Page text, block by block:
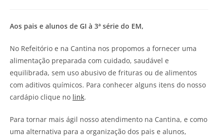
Aos pais e alunos de GI à 3ª série do EM,
No Refeitório e na Cantina nos propomos a fornecer uma
alimentação preparada com cuidado, saudável e
equilibrada, sem uso abusivo de frituras ou de alimentos
com aditivos químicos. Para conhecer alguns itens do nosso
cardápio clique no link.
Para tornar mais ágil nosso atendimento na Cantina, e como
uma alternativa para a organização dos pais e alunos,